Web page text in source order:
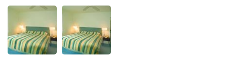
อัลบั้ม
ภาพ
2
ภาพ
ของ